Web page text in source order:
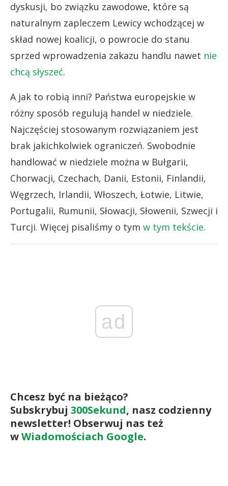
dyskusji, bo związku zawodowe, które są
naturalnym zapleczem Lewicy wchodzącej w
skład nowej koalicji, o powrocie do stanu
sprzed wprowadzenia zakazu handlu nawet nie
chcą słyszeć.
A jak to robią inni? Państwa europejskie w
różny sposób regulują handel w niedziele.
Najczęściej stosowanym rozwiązaniem jest
brak jakichkolwiek ograniczeń. Swobodnie
handlować w niedziele można w Bułgarii,
Chorwacji, Czechach, Danii, Estonii, Finlandii,
Węgrzech, Irlandii, Włoszech, Łotwie, Litwie,
Portugalii, Rumunii, Słowacji, Słowenii, Szwecji i
Turcji. Więcej pisaliśmy o tym w tym tekście.
ad
Chcesz być na bieżąco?
Subskrybuj 300Sekund, nasz codzienny
newsletter! Obserwuj nas też
wWiadomościach Google.